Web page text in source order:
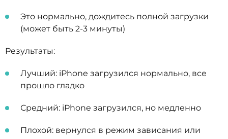
Это нормально, дождитесь полной загрузки
(может быть 2-3 минуты)
Результаты:
Лучший: iPhone загрузился нормально, все
прошло гладко
Средний: iPhone загрузился, но медленно
Плохой: вернулся в режим зависания или